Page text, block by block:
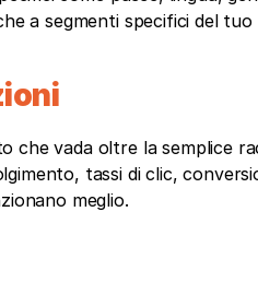
a segmenti specifici del tuo
che vada oltre la semplice
tassi di clic,
meglio.